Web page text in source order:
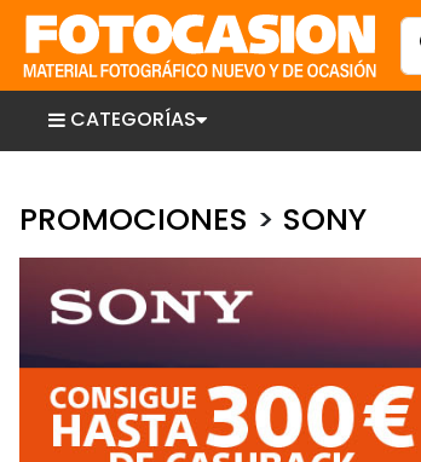
CATEGORÍAS
PROMOCIONES > SONY